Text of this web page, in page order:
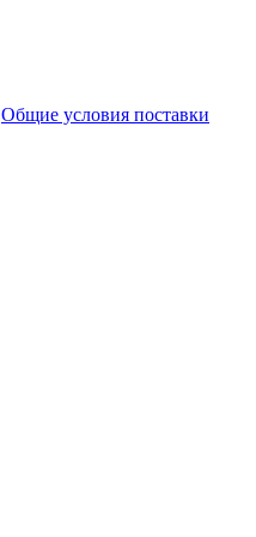
Общие условия поставки